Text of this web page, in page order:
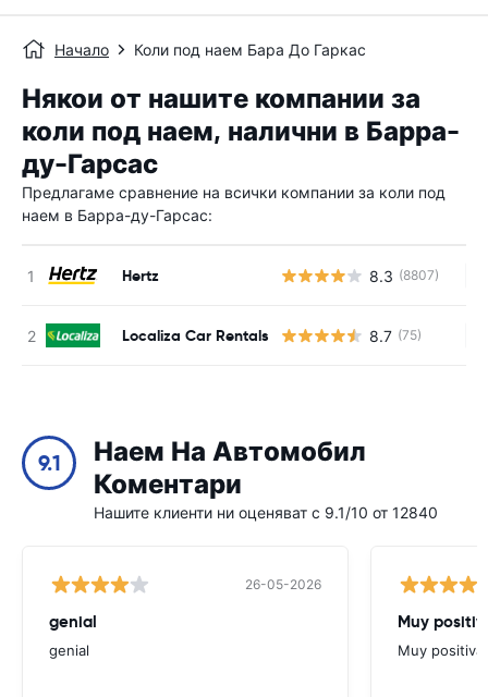
Начало Коли под наем Бара До Гаркас
Някои от нашите компании за
коли под наем, налични в Барра-
ду-Гарсас
Предлагаме сравнение на всички компании за коли под
наем в Барра-ду-Гарсас:
Hertz 8.3 (8807)
Localiza Car Rentals 8.7 (75)
9.1
Наем На Автомобил
Коментари
Нашите клиенти ни оценяват с 9.1/10 от 12840
26-05-2026
genial
genial
Muy
Muy positiva